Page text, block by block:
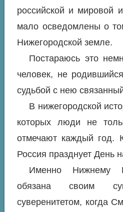
российской и мировой
мало осведомлены о
Нижегородской земле.
Постараюсь это
человек, не
судьбой с нею
В нижегородской
которых люди не
отмечают каждый год.
Россия празднует День
Именно Нижнему
обязана своим
суверенитетом, когда